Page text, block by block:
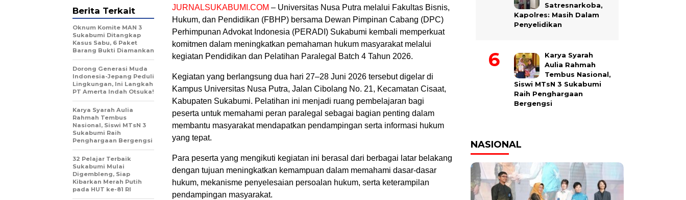
JURNALSUKABUMI.COM – Universitas Nusa Putra melalui Fakultas Bisnis,
Hukum, dan Pendidikan (FBHP) bersama Dewan Pimpinan Cabang (DPC)
Perhimpunan Advokat Indonesia (PERADI) Sukabumi kembali memperkuat
komitmen dalam meningkatkan pemahaman hukum masyarakat melalui
kegiatan Pendidikan dan Pelatihan Paralegal Batch 4 Tahun 2026.
‎Kegiatan yang berlangsung dua hari 27–28 Juni 2026 tersebut digelar di
Kampus Universitas Nusa Putra, Jalan Cibolang No. 21, Kecamatan Cisaat,
Kabupaten Sukabumi. Pelatihan ini menjadi ruang pembelajaran bagi
peserta untuk memahami peran paralegal sebagai bagian penting dalam
membantu masyarakat mendapatkan pendampingan serta informasi hukum
yang tepat.
‎Para peserta yang mengikuti kegiatan ini berasal dari berbagai latar belakang
dengan tujuan meningkatkan kemampuan dalam memahami dasar-dasar
hukum, mekanisme penyelesaian persoalan hukum, serta keterampilan
pendampingan masyarakat.
Berita Terkait
Oknum Komite MAN 3
Sukabumi Ditangkap
Kasus Sabu, 6 Paket
Barang Bukti Diamankan
Dorong Generasi Muda
Indonesia-Jepang Peduli
Lingkungan, Ini Langkah
PT Amerta Indah Otsuka!
Karya Syarah Aulia
Rahmah Tembus
Nasional, Siswi MTsN 3
Sukabumi Raih
Penghargaan Bergengsi
32 Pelajar Terbaik
Sukabumi Mulai
Digembleng, Siap
Kibarkan Merah Putih
pada HUT ke-81 RI
Satresnarkoba,
Kapolres: Masih Dalam
Penyelidikan
Karya Syarah
Aulia Rahmah
Tembus Nasional,
Siswi MTsN 3 Sukabumi
Raih Penghargaan
Bergengsi
NASIONAL